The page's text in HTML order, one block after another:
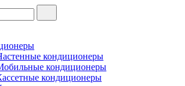
кондиционеры
кондиционеры
кондиционеры